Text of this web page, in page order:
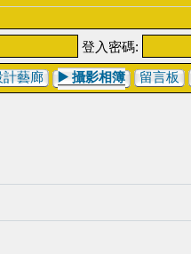
登入密碼:
計藝廊 ▶️ 攝影相簿 留言板